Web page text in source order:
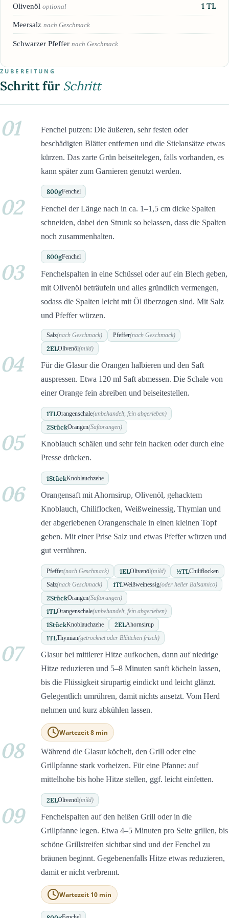
Olivenöl optional 1 TL
Meersalz nach Geschmack
Schwarzer Pfeffer nach Geschmack
ZUBEREITUNG
Schritt für Schritt
01
Fenchel putzen: Die äußeren, sehr festen oder
beschädigten Blätter entfernen und die Stielansätze etwas
kürzen. Das zarte Grün beiseitelegen, falls vorhanden, es
kann später zum Garnieren genutzt werden.
800gFenchel
02
Fenchel der Länge nach in ca. 1–1,5 cm dicke Spalten
schneiden, dabei den Strunk so belassen, dass die Spalten
noch zusammenhalten.
800gFenchel
03
Fenchelspalten in eine Schüssel oder auf ein Blech geben,
mit Olivenöl beträufeln und alles gründlich vermengen,
sodass die Spalten leicht mit Öl überzogen sind. Mit Salz
und Pfeffer würzen.
Salz(nach Geschmack) Pfeffer(nach Geschmack)
2ELOlivenöl(mild)
04
Für die Glasur die Orangen halbieren und den Saft
auspressen. Etwa 120 ml Saft abmessen. Die Schale von
einer Orange fein abreiben und beiseitestellen.
1TLOrangenschale(unbehandelt, fein abgerieben)
2StückOrangen(Saftorangen)
05
Knoblauch schälen und sehr fein hacken oder durch eine
Presse drücken.
1StückKnoblauchzehe
06
Orangensaft mit Ahornsirup, Olivenöl, gehacktem
Knoblauch, Chiliflocken, Weißweinessig, Thymian und
der abgeriebenen Orangenschale in einen kleinen Topf
geben. Mit einer Prise Salz und etwas Pfeffer würzen und
gut verrühren.
Pfeffer(nach Geschmack) 1ELOlivenöl(mild) ½TLChiliflocken
Salz(nach Geschmack) 1TLWeißweinessig(oder heller Balsamico)
2StückOrangen(Saftorangen)
1TLOrangenschale(unbehandelt, fein abgerieben)
1StückKnoblauchzehe 2ELAhornsirup
1TLThymian(getrocknet oder Blättchen frisch)
07
Glasur bei mittlerer Hitze aufkochen, dann auf niedrige
Hitze reduzieren und 5–8 Minuten sanft köcheln lassen,
bis die Flüssigkeit sirupartig eindickt und leicht glänzt.
Gelegentlich umrühren, damit nichts ansetzt. Vom Herd
nehmen und kurz abkühlen lassen.
Wartezeit 8 min
08
Während die Glasur köchelt, den Grill oder eine
Grillpfanne stark vorheizen. Für eine Pfanne: auf
mittelhohe bis hohe Hitze stellen, ggf. leicht einfetten.
2ELOlivenöl(mild)
09
Fenchelspalten auf den heißen Grill oder in die
Grillpfanne legen. Etwa 4–5 Minuten pro Seite grillen, bis
schöne Grillstreifen sichtbar sind und der Fenchel zu
bräunen beginnt. Gegebenenfalls Hitze etwas reduzieren,
damit er nicht verbrennt.
Wartezeit 10 min